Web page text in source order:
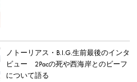
ノトーリアス・B.I.G.生前最後のインタ
ビュー 2Pacの死や西海岸とのビーフ
について語る